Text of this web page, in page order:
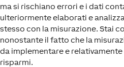
ma si rischiano errori e i dati
ulteriormente elaborati e
stesso con la misurazione. Stai
nonostante il fatto che la
da implementare e
risparmi.